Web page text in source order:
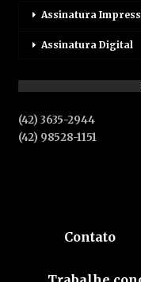
Assinatura
Assinatura Digital
(42) 3635-2944
(42) 98528-1151
Contato